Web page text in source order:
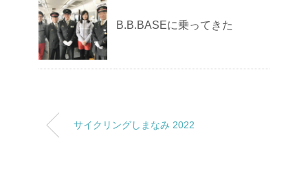
B.B.BASEに乗ってきた
サイクリングしまなみ 2022